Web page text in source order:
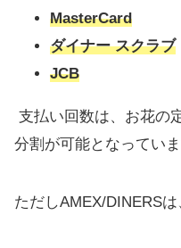
MasterCard
ダイナー スクラブ
JCB
支払い回数は、お花の
分割が可能となっていま
ただしAMEX/DINERS